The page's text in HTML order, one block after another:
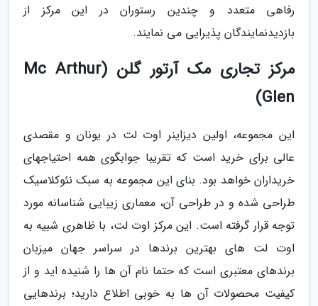
رفاهی متعدد و چندین رستوران در این مرکز از
بازدیدنمایندگان پذیرایی می نمایند.
مرکز تجاری مک آرتور گلن (Mc Arthur
Glen)
این مجموعه، اولین دیزاینر اوت لت در یونان و مقصدی
عالی برای خرید است که تقریبا جوابگوی همه احتیاجهای
خریداران خواهد بود. بنای این مجموعه به سبک نئوکلاسیک
طراحی شده و در طراحی آن، معماری زیبایی شناسانه مورد
توجه قرار گرفته است. این مرکز اوت لت، با ظاهری شبیه به
اوت لت های بهترین برندها در سراسر جهان میزبان
برندهای معتبری است که حتما نام آن ها را شنیده اید و از
کیفیت محصولات آن ها به خوبی اطلاع دارید؛ برندهایی